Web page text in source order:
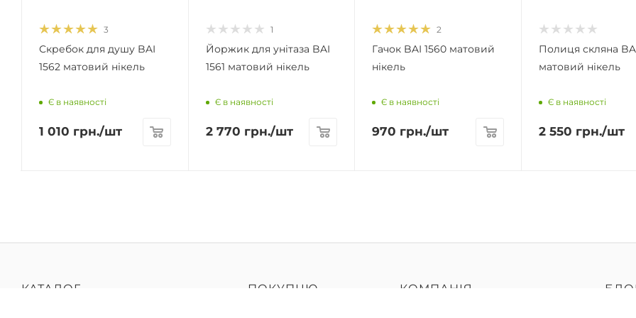
3
Скребок для душу BAI
1562 матовий нікель
Є в наявності
1 010 грн./шт
1
Йоржик для унітаза BAI
1561 матовий нікель
Є в наявності
2 770 грн./шт
2
Гачок BAI 1560 матовий
нікель
Є в наявності
970 грн./шт
Полиця скляна
матовий нікель
Є в наявності
2 550 грн./шт
КАТАЛОГ ПОКУПЦЮ КОМПАНІЯ